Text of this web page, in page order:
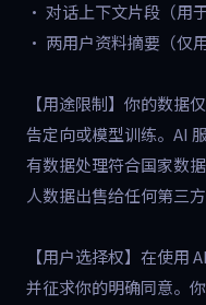
• 对话上下文片段（用
• 两用户资料摘要（仅
【用途限制】你的数据
告定向或模型训练。AI
有数据处理符合国家数
人数据出售给任何第三方
【用户选择权】在使用
并征求你的明确同意。